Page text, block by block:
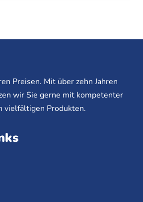
Preisen. Mit über zehn Jahren
wir Sie gerne mit kompetenter
vielfältigen Produkten.